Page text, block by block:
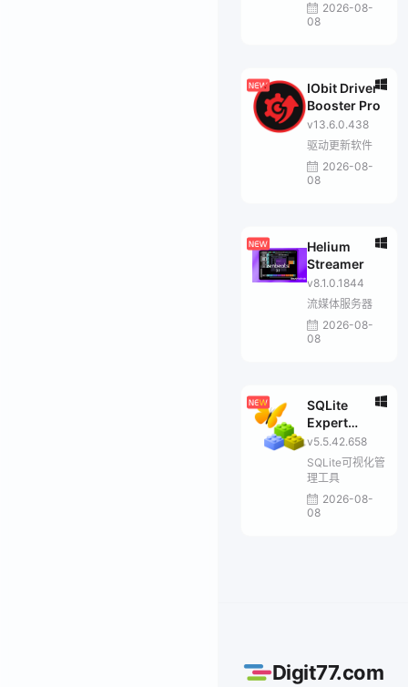
2026-08-
08
IObit Driver
Booster Pro
v13.6.0.438
驱动更新软件
2026-08-
08
Helium
Streamer
v8.1.0.1844
流媒体服务器
2026-08-
08
SQLite
Expert
Professional
v5.5.42.658
SQLite可视化管
理工具
2026-08-
08
Digit77.com